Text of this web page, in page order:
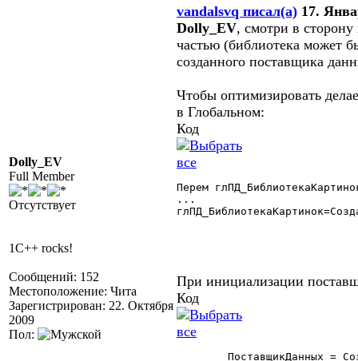
Dolly_EV
Full Member
Отсутствует
1C++ rocks!
Сообщений: 152
Местоположение: Чита
Зарегистрирован: 22. Октября
2009
Пол:
vandalsvq писал(а) 17.
Dolly_EV, смотри в сторону
частью (библиотека может
созданного поставщика
Чтобы оптимизировать
в Глобальном:
Код
Перем
...
При инициализации
Код